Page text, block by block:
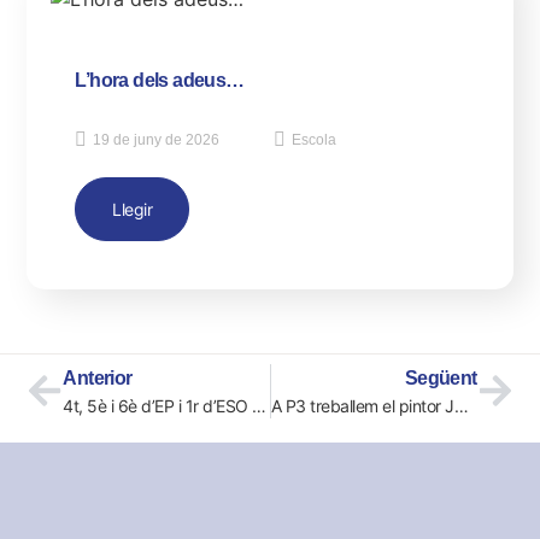
L’hora dels adeus…
19 de juny de 2026 Escola
Llegir
Anterior
4t, 5è i 6è d’EP i 1r d’ESO – CASA DE COLÒNIES AMPOSTA PARC
Següent
A P3 treballem el pintor Joan Miró